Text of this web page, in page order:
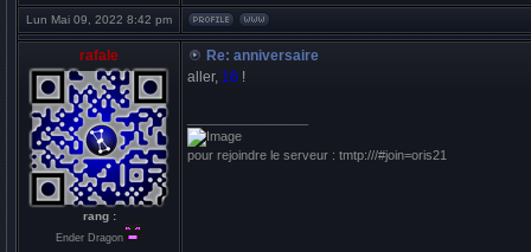
Lun Mai 09, 2022 8:42 pm
rafale
rang :
Ender Dragon
Re: anniversaire
aller, 16 !
pour rejoindre le serveur : tmtp:///#join=oris21